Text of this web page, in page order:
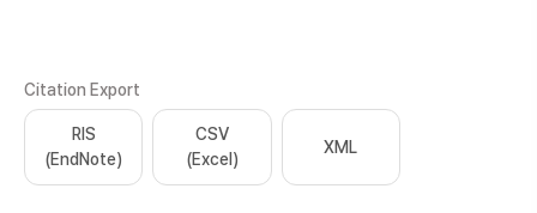
Citation Export
RIS
(EndNote)
CSV
(Excel)
XML